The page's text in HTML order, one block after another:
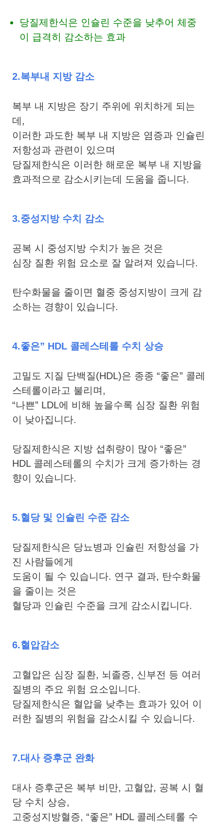
당질제한식은 인슐린 수준을 낮추어 체중
이 급격히 감소하는 효과
2.복부내 지방 감소
복부 내 지방은 장기 주위에 위치하게 되는
데,
이러한 과도한 복부 내 지방은 염증과 인슐린
저항성과 관련이 있으며
당질제한식은 이러한 해로운 복부 내 지방을
효과적으로 감소시키는데 도움을 줍니다.
3.중성지방 수치 감소
공복 시 중성지방 수치가 높은 것은
심장 질환 위험 요소로 잘 알려져 있습니다.
탄수화물을 줄이면 혈중 중성지방이 크게 감
소하는 경향이 있습니다.
4.좋은” HDL 콜레스테롤 수치 상승
고밀도 지질 단백질(HDL)은 종종 “좋은” 콜레
스테롤이라고 불리며,
“나쁜” LDL에 비해 높을수록 심장 질환 위험
이 낮아집니다.
당질제한식은 지방 섭취량이 많아 “좋은”
HDL 콜레스테롤의 수치가 크게 증가하는 경
향이 있습니다.
5.혈당 및 인슐린 수준 감소
당질제한식은 당뇨병과 인슐린 저항성을 가
진 사람들에게
도움이 될 수 있습니다. 연구 결과, 탄수화물
을 줄이는 것은
혈당과 인슐린 수준을 크게 감소시킵니다.
6.혈압감소
고혈압은 심장 질환, 뇌졸증, 신부전 등 여러
질병의 주요 위험 요소입니다.
당질제한식은 혈압을 낮추는 효과가 있어 이
러한 질병의 위험을 감소시킬 수 있습니다.
7.대사 증후군 완화
대사 증후군은 복부 비만, 고혈압, 공복 시 혈
당 수치 상승,
고중성지방혈증, “좋은” HDL 콜레스테롤 수